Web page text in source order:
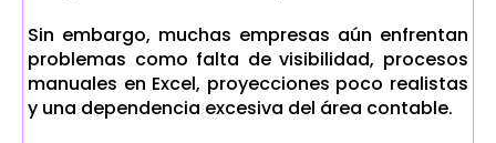
Sin embargo, muchas empresas aún enfrentan
problemas como falta de visibilidad, procesos
manuales en Excel, proyecciones poco realistas
y una dependencia excesiva del área contable.